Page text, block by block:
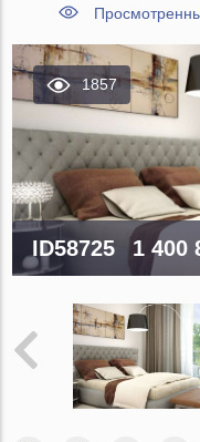
1857
ID58725 1 400